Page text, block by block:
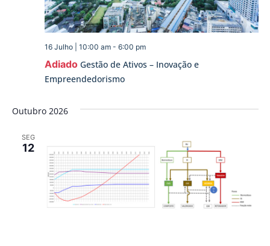
Adiado Gestão de Ativos – Inovação e
Empreendedorismo
16 Julho | 10:00 am- 6:00 pm
Outubro 2026
SEG
12